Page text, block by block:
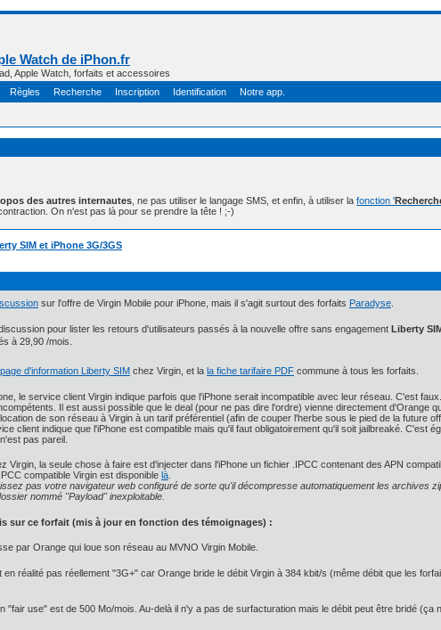
Watch de iPhon.fr
Apple Watch, forfaits et accessoires
Règles Recherche Inscription Identification Notre app.
des autres internautes , ne pas utiliser le langage SMS, et enfin, à utiliser la fonction '
On n'est pas là pour se prendre la tête ! ;-)
SIM et iPhone 3G/3GS
sur l'offre de Virgin Mobile pour iPhone, mais il s'agit surtout des forfaits Paradyse
pour lister les retours d'utilisateurs passés à la nouvelle offre sans engagement Liberty
à 29,90 /mois.
page d'information Liberty SIM chez Virgin, et la la fiche tarifaire PDF commune à tous les forfaits.
le service client Virgin indique parfois que l'iPhone serait incompatible avec leur réseau. C'est
Il est aussi possible que le deal (pour ne pas dire l'ordre) vienne directement d'Orange
de son réseau à Virgin à un tarif préférentiel (afin de couper l'herbe sous le pied de la future
client indique que l'iPhone est compatible mais qu'il faut obligatoirement qu'il soit jailbreaké. C'est
pas pareil.
Virgin, la seule chose à faire est d'injecter dans l'iPhone un fichier .IPCC contenant des APN
compatible Virgin est disponible là
pas votre navigateur web configuré de sorte qu'il décompresse automatiquement les archives
nommé "Payload" inexploitable.
sur ce forfait (mis à jour en fonction des témoignages) :
par Orange qui loue son réseau au MVNO Virgin Mobile.
réalité pas réellement "3G+" car Orange bride le débit Virgin à 384 kbit/s (même débit que les
"fair use" est de 500 Mo/mois. Au-delà il n'y a pas de surfacturation mais le débit peut être bridé (ça